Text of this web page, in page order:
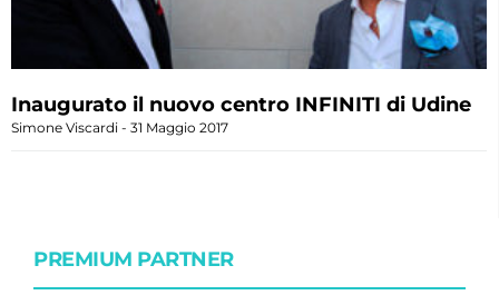
Inaugurato il nuovo centro INFINITI di Udine
Simone Viscardi 31 Maggio 2017
PREMIUM PARTNER